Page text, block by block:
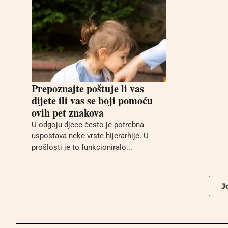
Prepoznajte poštuje li vas
dijete ili vas se boji pomoću
ovih pet znakova
U odgoju djece često je potrebna
uspostava neke vrste hijerarhije. U
prošlosti je to funkcioniralo...